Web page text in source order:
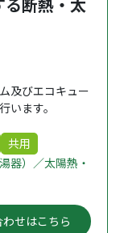
及びエコキュー
います。
共用
器）／太陽熱・
せはこちら